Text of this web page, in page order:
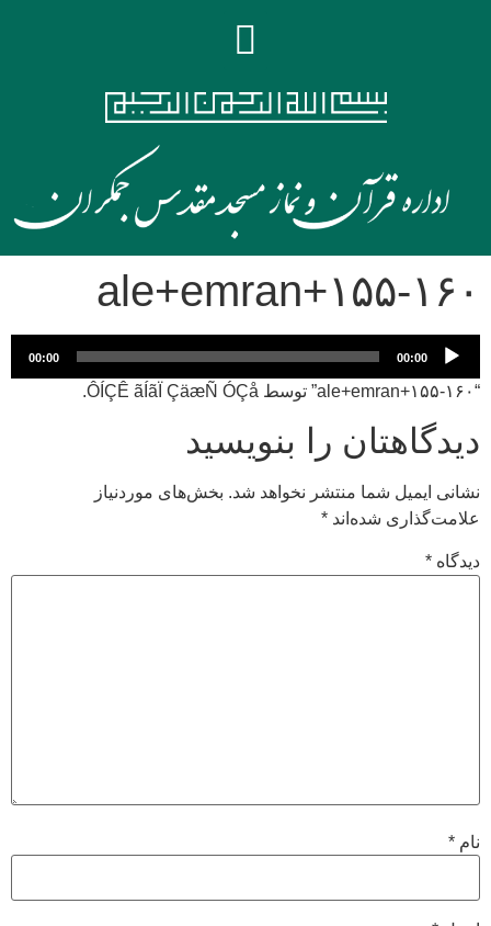
۱۵۵-۱۶۰+ale+emran
پخش‌کننده
00:00
00:00
“۱۵۵-۱۶۰+ale+emran” توسط ÔÍÇÊ ãÍãÏ ÇäæÑ ÓÇå.
دیدگاهتان را بنویسید
نشانی ایمیل شما منتشر نخواهد شد. بخش‌های موردنیاز
علامت‌گذاری شده‌اند *
دیدگاه *
نام *